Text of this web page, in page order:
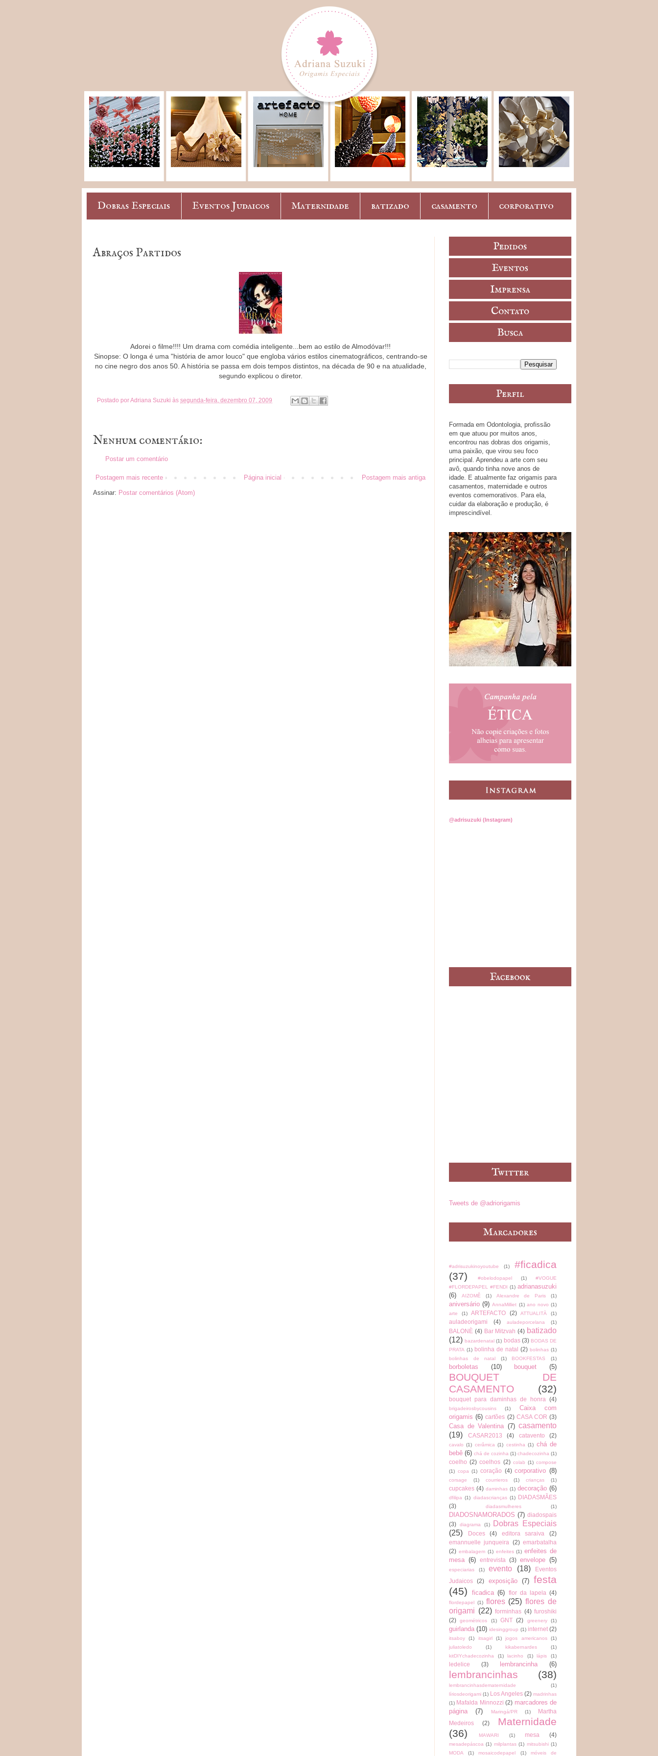
Dobras Especiais Eventos Judaicos Maternidade batizado casamento corporativo
Abraços Partidos
Adorei o filme!!!! Um drama com comédia inteligente...bem ao estilo de Almodóvar!!!
Sinopse: O longa é uma "história de amor louco" que engloba vários estilos cinematográficos, centrando-se
no cine negro dos anos 50. A história se passa em dois tempos distintos, na década de 90 e na atualidade,
segundo explicou o diretor.
Postado porAdriana Suzuki às segunda-feira, dezembro 07, 2009
Nenhum comentário:
Postar um comentário
Postagem mais recente Postagem mais antiga
Página inicial
Assinar: Postar comentários (Atom)
Formada em Odontologia, profissão
em que atuou por muitos anos,
encontrou nas dobras dos origamis,
uma paixão, que virou seu foco
principal. Aprendeu a arte com seu
avô, quando tinha nove anos de
idade. E atualmente faz origamis para
casamentos, maternidade e outros
eventos comemorativos. Para ela,
cuidar da elaboração e produção, é
imprescindível.
@adrisuzuki (Instagram)
Tweets de @adriorigamis
#adrisuzukinoyoutube (1)
#ficadica
(37)
#obelodopapel (1)
#VOGUE
#FLORDEPAPEL #FENDI (1) adrianasuzuki
(6)
AIZOMÊ (1) Alexandre de Paris (1)
aniversário (9) AnnaMilliet (1) ano novo (1)
arte
(1) ARTEFACTO (2) ATTUALITÀ (1)
auladeorigami (4) auladeporcelana (1)
BALONÈ (4) Bar Mitzvah (4) batizado
(12) bazardenatal (1) bodas (3) BODAS DE
PRATA (1) bolinha de natal (2) bolinhas (1)
bolinhas de natal
(1) BOOKFESTAS (1)
borboletas (10) bouquet (5)
BOUQUET DE
CASAMENTO
(32)
bouquet para daminhas de honra (4)
brigadeirosbycousins (1)
Caixa com
origamis (6) cartões (2) CASA COR (3)
Casa de Valentina (7) casamento
(19)
CASAR2013 (4) catavento (2)
cavalo (1) cerâmica (1) cestinha (1) chá de
bebê (6) chá de cozinha (1) chadecozinha (1)
coelho (2) coelhos (2) colab (1) compose
(1) copa (1) coração (4) corporativo (8)
corsage (1) courrieros (1) crianças (1)
cupcakes (4) daminhas (1) decoração (6)
dfilipa (1) diadascrianças (1) DIADASMÃES
(3)
diadasmulheres (1)
DIADOSNAMORADOS (7) diadospais
(3)
diagrama (1)
Dobras Especiais
(25)
Doces (4) editora saraiva
(2)
emannuelle junqueira
(2) emarbatalha
(2) embalagem (1) enfeites (1) enfeites de
mesa (6) entrevista (3) envelope (5)
especiarias (1) evento (18)
Eventos
Judaicos
(2) exposição (7)
festa
(45)
ficadica (6) flor da lapela (4)
flordepapel (1) flores (25) flores de
origami (22) forminhas (4) furoshiki
(2)
geométricos (1) GNT (2) greenery (1)
guirlanda (10) idesinggroup (1) internet (2)
itsaboy (1) itsagirl (1) jogos americanos
(1)
juliatoledo
(1) kikabernardes
(1)
kitDIYchadecozinha
(1) lacinho (1) lápis (1)
ledelice (3) lembrancinha (6)
lembrancinhas (38)
lembrancinhasdematernidade
(1)
líriosdeorigami (1) Los Angeles (2) madrinhas
(1) Mafalda Minnozzi (2) marcadores de
página
(7) Maringá/PR (1)
Martha
Medeiros
(2)
Maternidade
(36)
MAWARI (1) mesa (4)
mesadepáscoa (1) milplantas (1) mitsubishi (1)
MODA
(1) mosaicodepapel (1) móveis de